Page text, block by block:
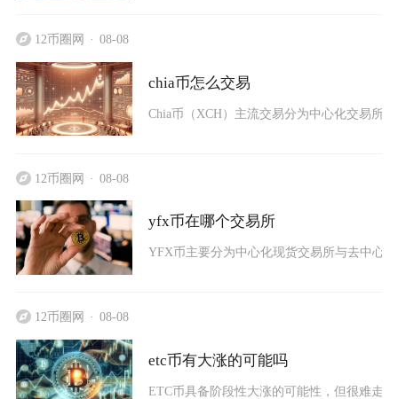
12币圈网 08-08
chia币怎么交易
Chia币（XCH）主流交易分为中心化交易所
12币圈网 08-08
yfx币在哪个交易所
YFX币主要分为中心化现货交易所与去中心
12币圈网 08-08
etc币有大涨的可能吗
ETC币具备阶段性大涨的可能性，但很难走